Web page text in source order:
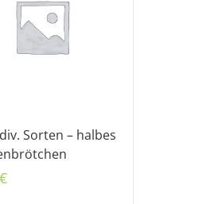
Sorten – halbes
€